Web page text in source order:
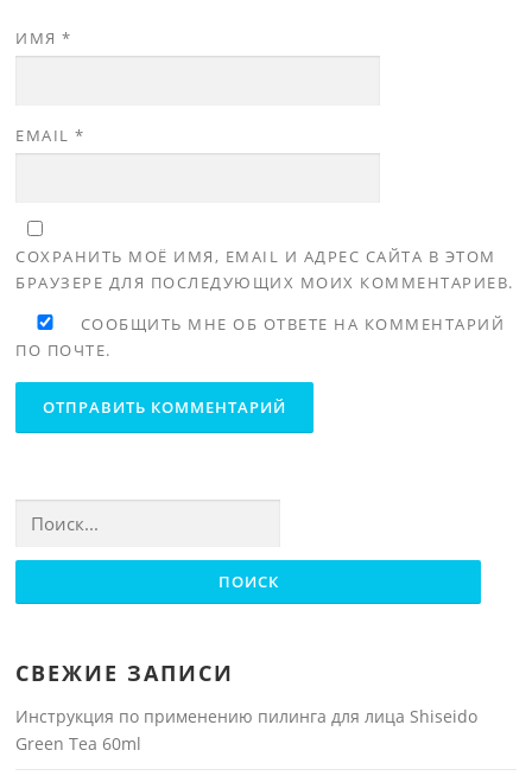
ИМЯ*
EMAIL*
СОХРАНИТЬ МОЁ ИМЯ, EMAIL И АДРЕС САЙТА В ЭТОМ
БРАУЗЕРЕ ДЛЯ ПОСЛЕДУЮЩИХ МОИХ КОММЕНТАРИЕВ.
СООБЩИТЬ МНЕ ОБ ОТВЕТЕ НА КОММЕНТАРИЙ
ПО ПОЧТЕ.
СВЕЖИЕ ЗАПИСИ
Инструкция по применению пилинга для лица Shiseido
Green Tea 60ml